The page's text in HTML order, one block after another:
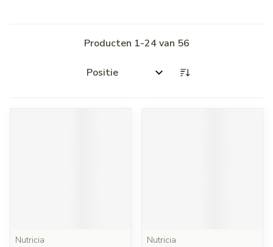
Producten 1-24van 56
Sorteer op:
Nutricia
Nutricia